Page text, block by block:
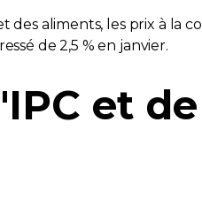
aliments, les prix à la
de 2,5 % en janvier.
et